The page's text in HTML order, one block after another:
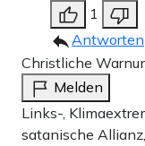
1
Antworten
Christliche
Melden
Links-,
satanische